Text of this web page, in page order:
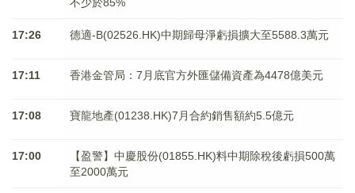
17:26 德適-B(02526.HK)中期歸母淨虧損擴大至5588.3萬元
17:11 香港金管局：7月底官方外匯儲備資產為4478億美元
17:08 寶龍地產(01238.HK)7月合約銷售額約5.5億元
17:00
【盈警】中慶股份(01855.HK)料中期除稅後虧損500萬
至2000萬元